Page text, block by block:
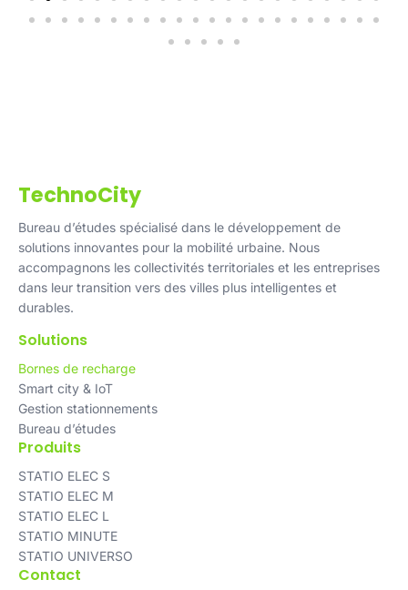
TechnoCity
Bureau d’études spécialisé dans le développement de
solutions innovantes pour la mobilité urbaine. Nous
accompagnons les collectivités territoriales et les entreprises
dans leur transition vers des villes plus intelligentes et
durables.
Solutions
Bornes de recharge
Smart city & IoT
Gestion stationnements
Bureau d’études
Produits
STATIO ELEC S
STATIO ELEC M
STATIO ELEC L
STATIO MINUTE
STATIO UNIVERSO
Contact